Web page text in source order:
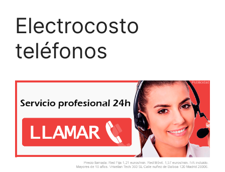
Electrocosto
teléfonos